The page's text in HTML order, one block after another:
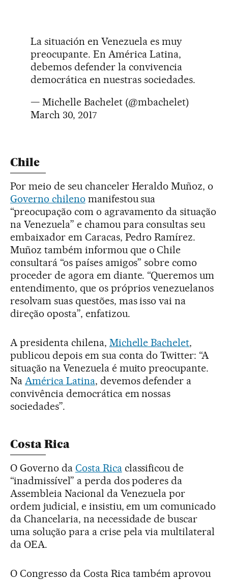
La situación en Venezuela es muy
preocupante. En América Latina,
debemos defender la convivencia
democrática en nuestras sociedades.
— Michelle Bachelet (@mbachelet)
March 30, 2017
Chile
Por meio de seu chanceler Heraldo Muñoz, o
Governo chileno manifestou sua
“preocupação com o agravamento da situação
na Venezuela” e chamou para consultas seu
embaixador em Caracas, Pedro Ramírez.
Muñoz também informou que o Chile
consultará “os países amigos” sobre como
proceder de agora em diante. “Queremos um
entendimento, que os próprios venezuelanos
resolvam suas questões, mas isso vai na
direção oposta”, enfatizou.
A presidenta chilena, Michelle Bachelet,
publicou depois em sua conta do Twitter: “A
situação na Venezuela é muito preocupante.
Na América Latina, devemos defender a
convivência democrática em nossas
sociedades”.
Costa Rica
O Governo da Costa Ricaclassificou de
“inadmissível” a perda dos poderes da
Assembleia Nacional da Venezuela por
ordem judicial, e insistiu, em um comunicado
da Chancelaria, na necessidade de buscar
uma solução para a crise pela via multilateral
da OEA.
O Congresso da Costa Rica também aprovou